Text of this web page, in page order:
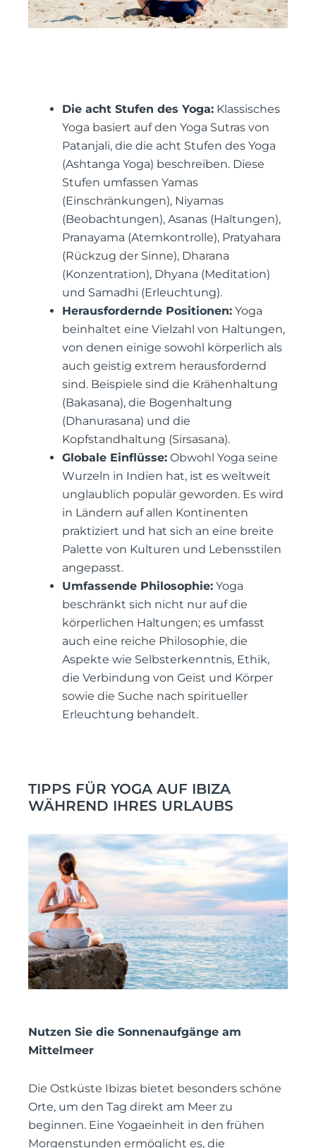
Die acht Stufen des Yoga: Klassisches
Yoga basiert auf den Yoga Sutras von
Patanjali, die die acht Stufen des Yoga
(Ashtanga Yoga) beschreiben. Diese
Stufen umfassen Yamas
(Einschränkungen), Niyamas
(Beobachtungen), Asanas (Haltungen),
Pranayama (Atemkontrolle), Pratyahara
(Rückzug der Sinne), Dharana
(Konzentration), Dhyana (Meditation)
und Samadhi (Erleuchtung).
Herausfordernde Positionen: Yoga
beinhaltet eine Vielzahl von Haltungen,
von denen einige sowohl körperlich als
auch geistig extrem herausfordernd
sind. Beispiele sind die Krähenhaltung
(Bakasana), die Bogenhaltung
(Dhanurasana) und die
Kopfstandhaltung (Sirsasana).
Globale Einflüsse: Obwohl Yoga seine
Wurzeln in Indien hat, ist es weltweit
unglaublich populär geworden. Es wird
in Ländern auf allen Kontinenten
praktiziert und hat sich an eine breite
Palette von Kulturen und Lebensstilen
angepasst.
Umfassende Philosophie: Yoga
beschränkt sich nicht nur auf die
körperlichen Haltungen; es umfasst
auch eine reiche Philosophie, die
Aspekte wie Selbsterkenntnis, Ethik,
die Verbindung von Geist und Körper
sowie die Suche nach spiritueller
Erleuchtung behandelt.
TIPPS FÜR YOGA AUF IBIZA
WÄHREND IHRES URLAUBS
Nutzen Sie die Sonnenaufgänge am
Mittelmeer
Die Ostküste Ibizas bietet besonders schöne
Orte, um den Tag direkt am Meer zu
beginnen. Eine Yogaeinheit in den frühen
Morgenstunden ermöglicht es, die